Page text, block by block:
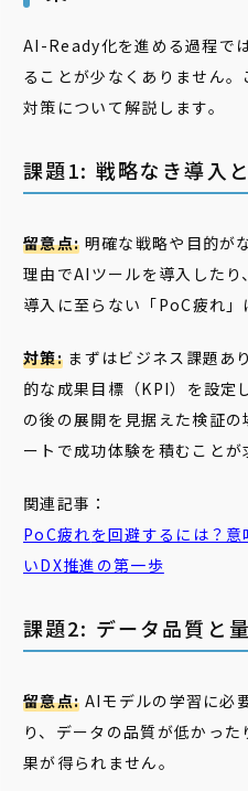
AI-Ready化を進める過程で
ることが少なくありません
対策について解説します。
課題1: 戦略なき導入
留意点: 明確な戦略や目的が
理由でAIツールを導入した
導入に至らない「PoC疲れ」
対策:まずはビジネス課題あ
的な成果目標（KPI）を設定
の後の展開を見据えた検証
ートで成功体験を積むことが
関連記事：
PoC疲れを回避するには？
いDX推進の第一歩
課題2: データ品質と
留意点: AIモデルの学習に必
り、データの品質が低かっ
果が得られません。